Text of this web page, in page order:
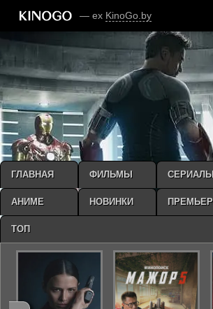
— ex KinoGo.by
ГЛАВНАЯ ФИЛЬМЫ
АНИМЕ НОВИНКИ
ТОП